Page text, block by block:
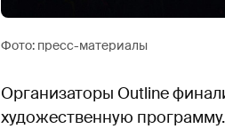
Фото: пресс-материалы
Организаторы Outline
художественную